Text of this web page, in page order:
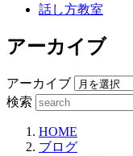
話し方教室
アーカイブ
アーカイブ
検索
HOME
ブログ